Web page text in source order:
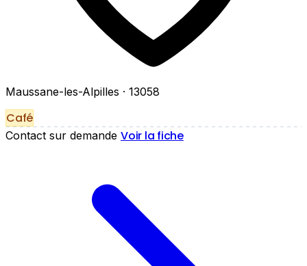
Maussane-les-Alpilles · 13058
Café
Contact sur demande Voir la fiche